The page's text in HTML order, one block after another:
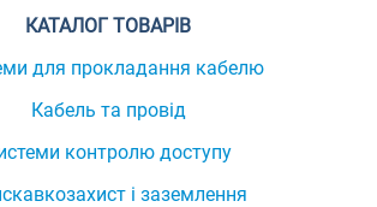
КАТАЛОГ ТОВАРІВ
для прокладання кабелю
Кабель та провід
контролю доступу
і заземлення